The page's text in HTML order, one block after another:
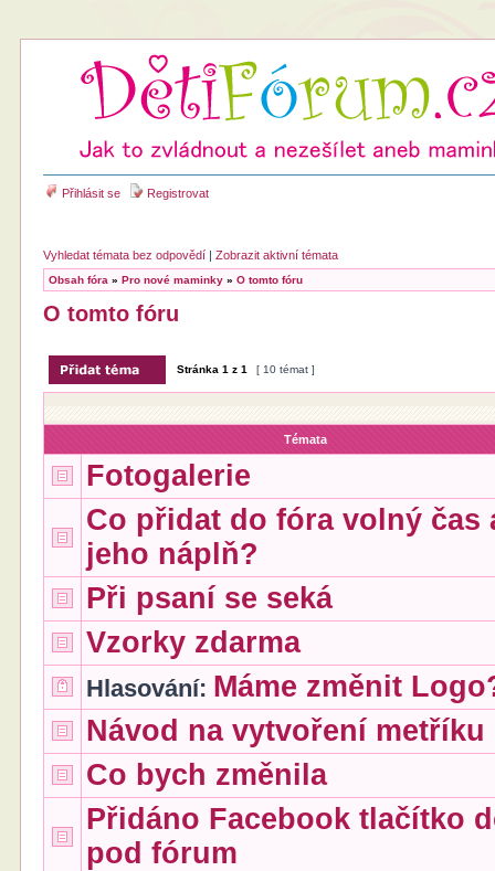
Přihlásit se Registrovat
Vyhledat témata bez odpovědí |Zobrazit aktivní témata
Obsah fóra »Pro nové maminky »O tomto fóru
O tomto fóru
Stránka1 z1 [ 10 témat ]
Témata
Fotogalerie
Co přidat do fóra volný čas
jeho náplň?
Při psaní se seká
Vzorky zdarma
Hlasování: Máme změnit
Návod na vytvoření metříku
Co bych změnila
Přidáno Facebook tlačítko
pod fórum